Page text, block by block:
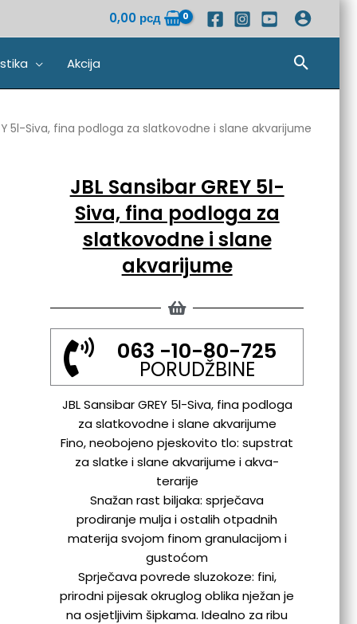
0,00 рсд
Akcija
5l-Siva, fina podloga za slatkovodne i slane akvarijume
JBL Sansibar GREY 5l-
Siva, fina podloga za
slatkovodne i slane
akvarijume
063 -10-80-725
PORUDŽBINE
JBL Sansibar GREY 5l-Siva, fina podloga
za slatkovodne i slane akvarijume
Fino, neobojeno pjeskovito tlo: supstrat
za slatke i slane akvarijume i akva-
terarije
Snažan rast biljaka: sprječava
prodiranje mulja i ostalih otpadnih
materija svojom finom granulacijom i
gustoćom
Sprječava povrede sluzokoze: fini,
prirodni pijesak okruglog oblika nježan je
na osjetljivim šipkama. Idealno za ribu